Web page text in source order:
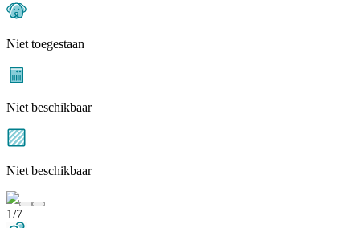
Niet toegestaan
Niet beschikbaar
Niet beschikbaar
1/7